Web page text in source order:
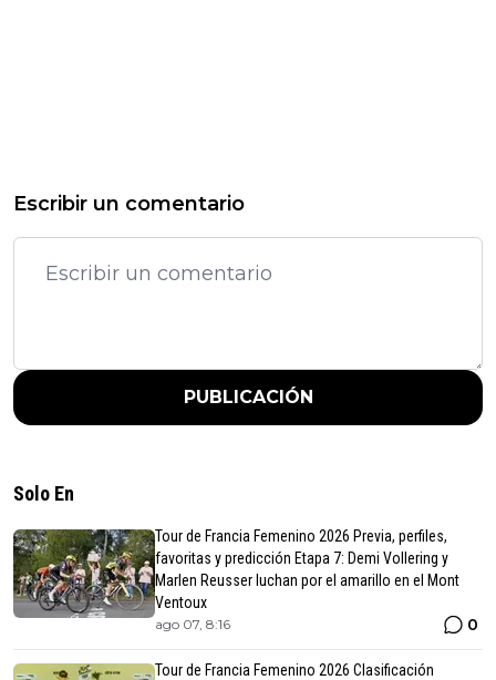
Escribir un comentario
PUBLICACIÓN
Solo En
Tour de Francia Femenino 2026 Previa, perfiles,
favoritas y predicción Etapa 7: Demi Vollering y
Marlen Reusser luchan por el amarillo en el Mont
Ventoux
ago 07, 8:16 0
Tour de Francia Femenino 2026 Clasificación